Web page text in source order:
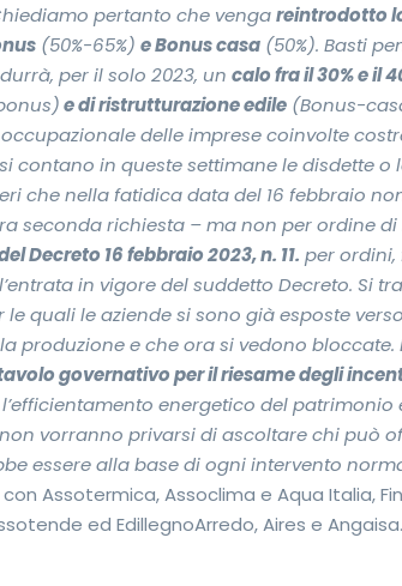
pertanto che vengareintrodotto
(50%-65%) e Bonus casa (50%). Basti
per il solo 2023, un calo fra il 30% e il
e di ristrutturazione edile (Bonus-
delle imprese coinvolte
contano in queste settimane le disdette o
che nella fatidica data del 16 febbraio
seconda richiesta – ma non per ordine
Decreto 16 febbraio 2023, n. 11. per
in vigore del suddetto Decreto. Si
le quali le aziende si sono già esposte
produzione e che ora si vedono bloccate.
governativo per il riesame degli
energetico del patrimonio
vorranno privarsi di ascoltare chi può
essere alla base di ogni intervento
Assotermica, Assoclima e Aqua Italia,
ed EdillegnoArredo, Aires e Angaisa.